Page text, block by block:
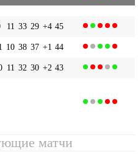
11 33 29 +4 45
10 38 37 +1 44
11 32 30 +2 43
матчи